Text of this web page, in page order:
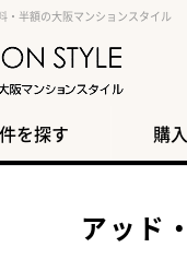
・半額の大阪マンションスタイル
を探す 購
アッド